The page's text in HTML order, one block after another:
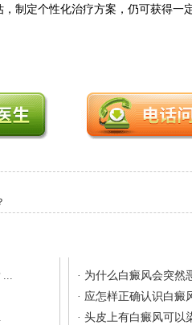
，制定个性化治疗方案，仍可获得一
...
· 为什么白癜风会突然
· 应怎样正确认识白癜
· 头皮上有白癜风可以